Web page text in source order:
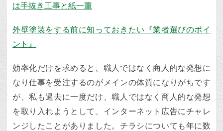
は手抜き工事と紙一重
外壁塗装をする前に知っておきたい『業者選びのポイ
ント』
効率化だけを求めると、職人ではなく商人的な発想に
なり仕事を受注するのがメインの体質になりがちです
が、私も過去に一度だけ、職人ではなく商人的な発想
を取り入れようとして、インターネット広告にチャレ
ンジしたことがありました。チラシについても年に数